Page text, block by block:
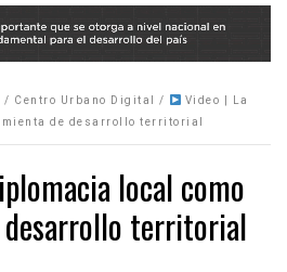
/ Centro Urbano Digital /
Video | La
de desarrollo territorial
local como
territorial